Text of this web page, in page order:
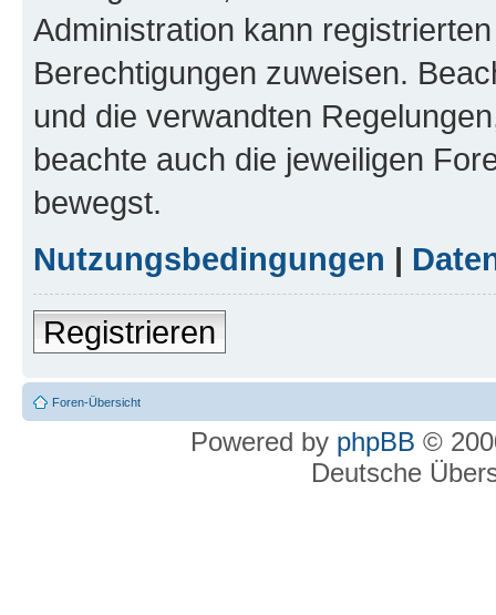
Administration kann
Berechtigungen zuweisen.
und die verwandten
beachte auch die jeweiligen
bewegst.
Nutzungsbedingungen |
Registrieren
Foren-Übersicht
Powered by phpBB ©
Deutsche